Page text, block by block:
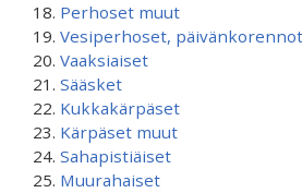
Perhoset muut
Vesiperhoset,
Vaaksiaiset
Sääsket
Kukkakärpäset
Kärpäset muut
Sahapistiäiset
Muurahaiset